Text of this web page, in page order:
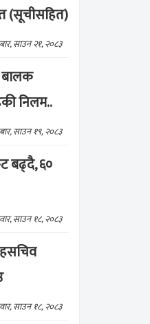
(सूचीसहित)
साउन २१, २०८३
निलम..
साउन १९, २०८३
बढ्दै, ६०
साउन १८, २०८३
साउन १८, २०८३